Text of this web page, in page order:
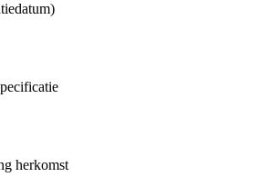
herkomst